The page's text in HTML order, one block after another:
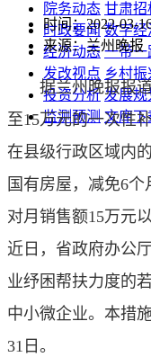
院务动态 甘肃招
时政要闻 数字经
经济动态 一带一
发改视点 乡村振
投资分析 发展规
监测预测 文库下
时间：2022-03-
来源：兰州晚报
据兰州晚报报道
至15万元的一次性
在县级行政区域内
国有房屋，减免6个
对月销售额15万元
近日，省政府办公
业纾困帮扶力度的
中小微企业。本措
31日。